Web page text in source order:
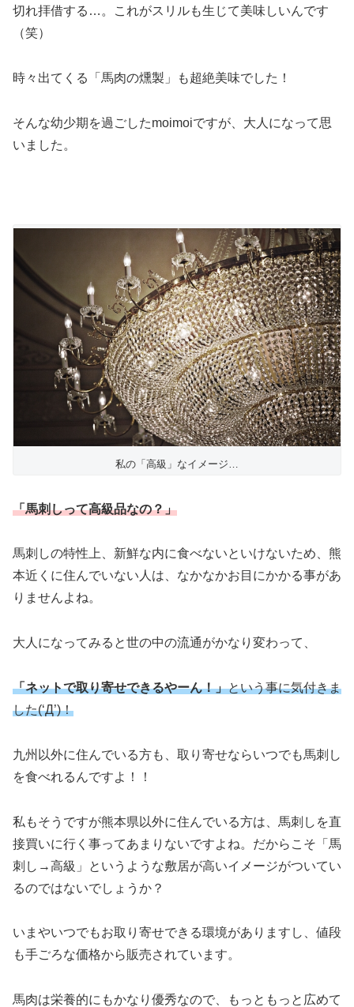
切れ拝借する…。これがスリルも生じて美味しいんです
（笑）
時々出てくる「馬肉の燻製」も超絶美味でした！
そんな幼少期を過ごしたmoimoiですが、大人になって思
いました。
私の「高級」なイメージ…
「馬刺しって高級品なの？」
馬刺しの特性上、新鮮な内に食べないといけないため、熊
本近くに住んでいない人は、なかなかお目にかかる事があ
りませんよね。
大人になってみると世の中の流通がかなり変わって、
「ネットで取り寄せできるやーん！」という事に気付きま
した(‘Д’)！
九州以外に住んでいる方も、取り寄せならいつでも馬刺し
を食べれるんですよ！！
私もそうですが熊本県以外に住んでいる方は、馬刺しを直
接買いに行く事ってあまりないですよね。だからこそ「馬
刺し→高級」というような敷居が高いイメージがついてい
るのではないでしょうか？
いまやいつでもお取り寄せできる環境がありますし、値段
も手ごろな価格から販売されています。
馬肉は栄養的にもかなり優秀なので、もっともっと広めて